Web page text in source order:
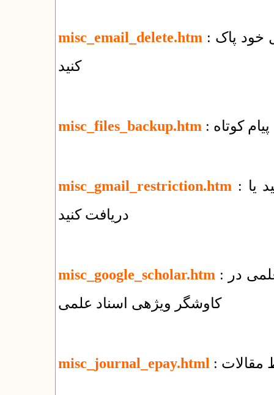
misc_email_delete.htm : چگونه‌ همه‌ی نامه‌های الکترونیک را از وب‌میل خود پاک
کنید
misc_files_backup.htm کوتاه
misc_gmail_restriction.htm : چه فایل‌هایی را با جی‌میل نمی‌توانید بفرستید یا
دریافت کنید
misc_google_scholar.htm : نحوه ثبت مقالات منتشر شده در پایگاههای علمی در
کاوشگر ویژهی اسناد علمی
misc_journal_epay.html مقالات